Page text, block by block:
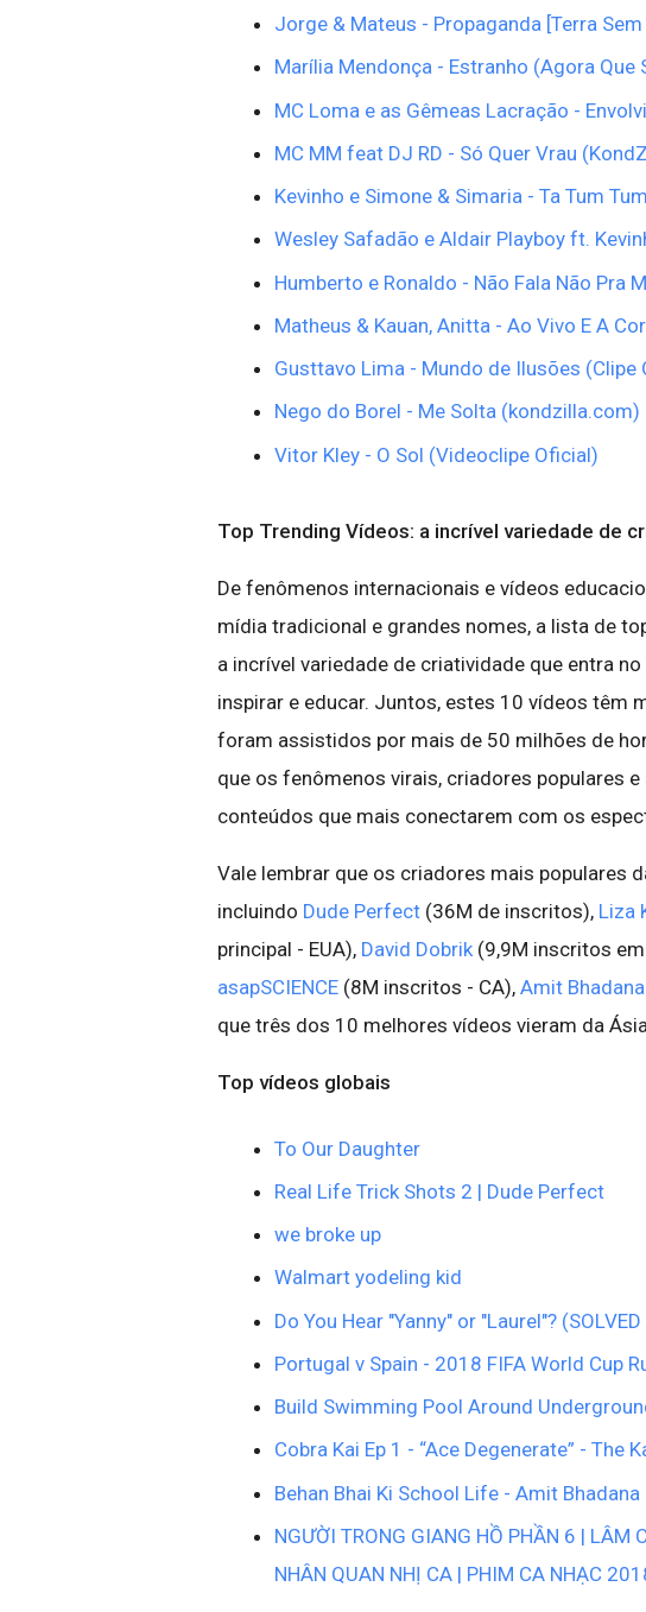
Jorge & Mateus - Propaganda [Terra
Marília Mendonça - Estranho (Agora Que
MC Loma e as Gêmeas Lacração -
MC MM feat DJ RD - Só Quer Vrau
Kevinho e Simone & Simaria - Ta Tum
Wesley Safadão e Aldair Playboy ft.
Humberto e Ronaldo - Não Fala Não Pra
Matheus & Kauan, Anitta - Ao Vivo E A
Gusttavo Lima - Mundo de Ilusões (Clipe
Nego do Borel - Me Solta (kondzilla.com)
Vitor Kley - O Sol (Videoclipe Oficial)
Top Trending Vídeos: a incrível variedade de
De fenômenos internacionais e vídeos
mídia tradicional e grandes nomes, a lista de
a incrível variedade de criatividade que entra
inspirar e educar. Juntos, estes 10 vídeos têm
foram assistidos por mais de 50 milhões de
que os fenômenos virais, criadores populares
conteúdos que mais conectarem com os
Vale lembrar que os criadores mais populares
incluindo Dude Perfect (36M de inscritos), Liza
principal - EUA), David Dobrik (9,9M inscritos
asapSCIENCE (8M inscritos - CA), Amit Bhadana
que três dos 10 melhores vídeos vieram da
Top vídeos globais
To Our Daughter
Real Life Trick Shots 2 | Dude Perfect
we broke up
Walmart yodeling kid
Do You Hear "Yanny" or "Laurel"?
Portugal v Spain - 2018 FIFA World Cup
Build Swimming Pool Around
Cobra Kai Ep 1 - “Ace Degenerate” - The
Behan Bhai Ki School Life - Amit Bhadana
NGƯỜI TRONG GIANG HỒ PHẦN 6 | LÂM
NHÂN QUAN NHỊ CA | PHIM CA NHẠC